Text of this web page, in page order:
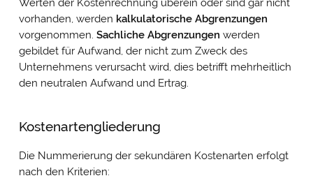
Werten der Kostenrechnung überein oder sind gar nicht
vorhanden, werden kalkulatorische Abgrenzungen
vorgenommen. Sachliche Abgrenzungen werden
gebildet für Aufwand, der nicht zum Zweck des
Unternehmens verursacht wird, dies betrifft mehrheitlich
den neutralen Aufwand und Ertrag.
Kostenartengliederung
Die Nummerierung der sekundären Kostenarten erfolgt
nach den Kriterien: